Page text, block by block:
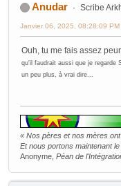
Anudar Scribe
Janvier 06, 2025, 08:28:09 PM
Ouh, tu me fais assez
qu'il faudrait aussi que je regarde
un peu plus, à vrai dire...
« Nos pères et nos mères
Et nous portons maintenant
Anonyme, Péan de